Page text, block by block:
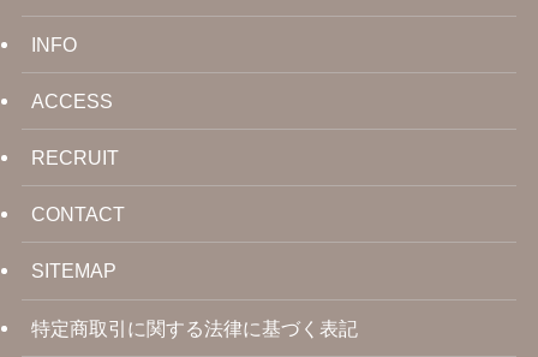
INFO
ACCESS
RECRUIT
CONTACT
SITEMAP
特定商取引に関する法律に基づく表記